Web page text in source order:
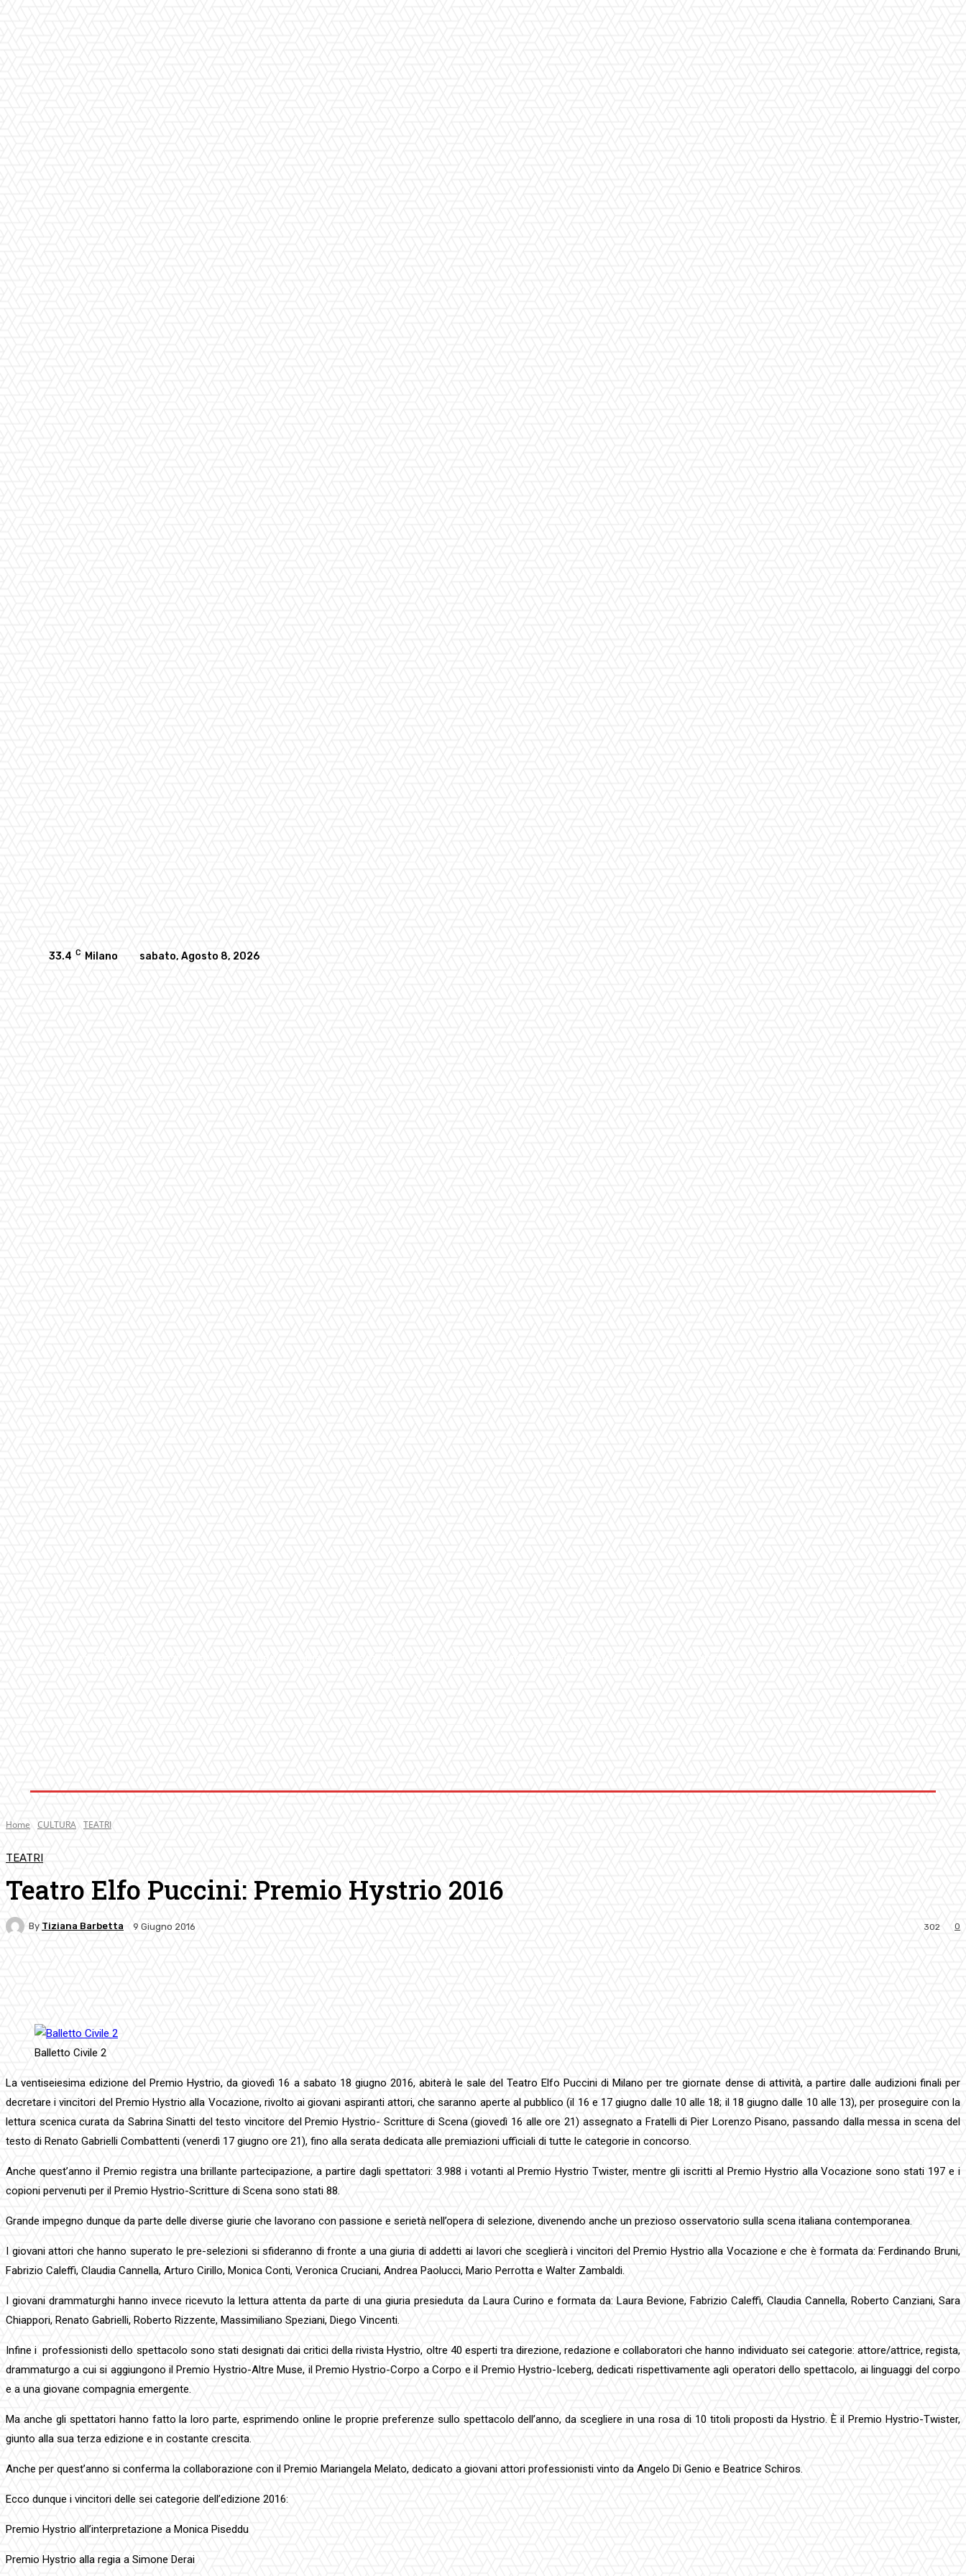
33.4 C Milano sabato, Agosto 8, 2026
Home CULTURA TEATRI
TEATRI
Teatro Elfo Puccini: Premio Hystrio 2016
By Tiziana Barbetta 9 Giugno 2016 0
302
Balletto Civile 2
La ventiseiesima edizione del Premio Hystrio, da giovedì 16 a sabato 18 giugno 2016, abiterà le sale del Teatro Elfo Puccini di Milano per tre giornate dense di attività, a partire dalle audizioni finali per
decretare i vincitori del Premio Hystrio alla Vocazione, rivolto ai giovani aspiranti attori, che saranno aperte al pubblico (il 16 e 17 giugno dalle 10 alle 18; il 18 giugno dalle 10 alle 13), per proseguire con la
lettura scenica curata da Sabrina Sinatti del testo vincitore del Premio Hystrio- Scritture di Scena (giovedì 16 alle ore 21) assegnato a Fratelli di Pier Lorenzo Pisano, passando dalla messa in scena del
testo di Renato Gabrielli Combattenti (venerdì 17 giugno ore 21), fino alla serata dedicata alle premiazioni ufficiali di tutte le categorie in concorso.
Anche quest’anno il Premio registra una brillante partecipazione, a partire dagli spettatori: 3.988 i votanti al Premio Hystrio Twister, mentre gli iscritti al Premio Hystrio alla Vocazione sono stati 197 e i
copioni pervenuti per il Premio Hystrio-Scritture di Scena sono stati 88.
Grande impegno dunque da parte delle diverse giurie che lavorano con passione e serietà nell’opera di selezione, divenendo anche un prezioso osservatorio sulla scena italiana contemporanea.
I giovani attori che hanno superato le pre-selezioni si sfideranno di fronte a una giuria di addetti ai lavori che sceglierà i vincitori del Premio Hystrio alla Vocazione e che è formata da: Ferdinando Bruni,
Fabrizio Caleffi, Claudia Cannella, Arturo Cirillo, Monica Conti, Veronica Cruciani, Andrea Paolucci, Mario Perrotta e Walter Zambaldi.
I giovani drammaturghi hanno invece ricevuto la lettura attenta da parte di una giuria presieduta da Laura Curino e formata da: Laura Bevione, Fabrizio Caleffi, Claudia Cannella, Roberto Canziani, Sara
Chiappori, Renato Gabrielli, Roberto Rizzente, Massimiliano Speziani, Diego Vincenti.
Infine i professionisti dello spettacolo sono stati designati dai critici della rivista Hystrio, oltre 40 esperti tra direzione, redazione e collaboratori che hanno individuato sei categorie: attore/attrice, regista,
drammaturgo a cui si aggiungono il Premio Hystrio-Altre Muse, il Premio Hystrio-Corpo a Corpo e il Premio Hystrio-Iceberg, dedicati rispettivamente agli operatori dello spettacolo, ai linguaggi del corpo
e a una giovane compagnia emergente.
Ma anche gli spettatori hanno fatto la loro parte, esprimendo online le proprie preferenze sullo spettacolo dell’anno, da scegliere in una rosa di 10 titoli proposti da Hystrio. È il Premio Hystrio-Twister,
giunto alla sua terza edizione e in costante crescita.
Anche per quest’anno si conferma la collaborazione con il Premio Mariangela Melato, dedicato a giovani attori professionisti vinto da Angelo Di Genio e Beatrice Schiros.
Ecco dunque i vincitori delle sei categorie dell’edizione 2016:
Premio Hystrio all’interpretazione a Monica Piseddu
Premio Hystrio alla regia a Simone Derai